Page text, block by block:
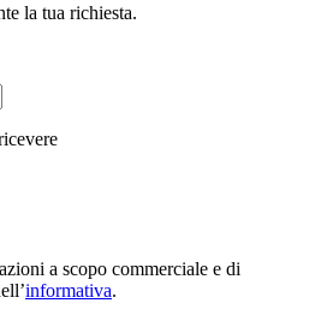
la tua richiesta.
a scopo commerciale e di
informativa.